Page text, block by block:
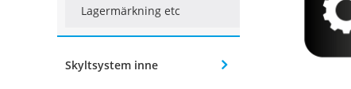
Lagermärkning etc
Skyltsystem inne